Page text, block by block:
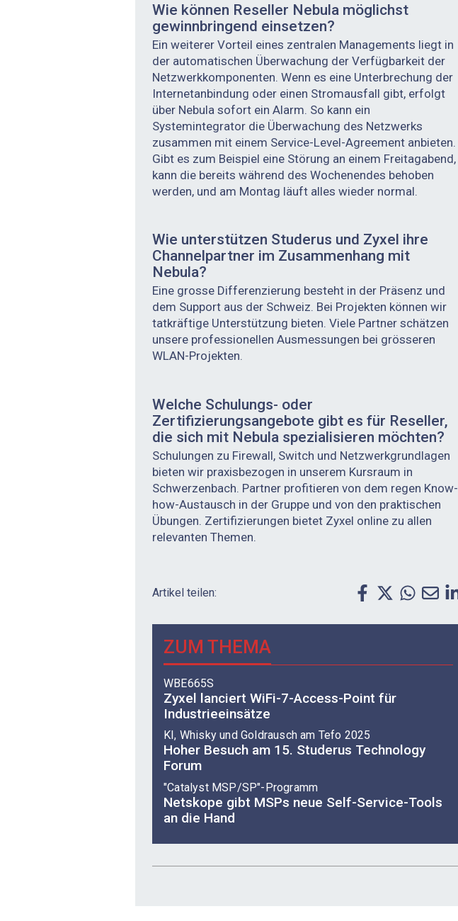
Wie können Reseller Nebula möglichst
gewinnbringend ­einsetzen?
Ein weiterer Vorteil eines zentralen Managements liegt in
der automatischen Überwachung der Verfügbarkeit der
Netzwerkkomponenten. Wenn es eine Unterbrechung der
Internetanbindung oder einen Stromausfall gibt, erfolgt
über Nebula sofort ein Alarm. So kann ein
Systemintegrator die Überwachung des Netzwerks
zusammen mit einem Service-Level-Agreement anbieten.
Gibt es zum Beispiel eine Störung an einem Freitagabend,
kann die bereits während des Wochenendes behoben
werden, und am Montag läuft alles wieder normal.
Wie unterstützen Studerus und Zyxel ihre
Channelpartner im Zusammenhang mit
Nebula?
Eine grosse Differenzierung besteht in der Präsenz und
dem Support aus der Schweiz. Bei Projekten können wir
tatkräftige Unterstützung bieten. Viele Partner schätzen
unsere professionellen Ausmessungen bei grösseren
WLAN-Projekten.
Welche Schulungs- oder
Zertifizierungsangebote gibt es für Reseller,
die sich mit Nebula spezialisieren möchten?
Schulungen zu Firewall, Switch und Netzwerkgrundlagen
bieten wir praxisbezogen in unserem Kursraum in
Schwerzenbach. Partner profitieren von dem regen Know-
how-Austausch in der Gruppe und von den praktischen
Übungen. Zertifizierungen bietet Zyxel online zu allen
relevanten Themen.
Artikel teilen:
ZUM THEMA
WBE665S
Zyxel lanciert WiFi-7-Access-Point für
Industrieeinsätze
KI, Whisky und Goldrausch am Tefo 2025
Hoher Besuch am 15. Studerus Technology
Forum
"Catalyst MSP/SP"-Programm
Netskope gibt MSPs neue Self-Service-Tools
an die Hand